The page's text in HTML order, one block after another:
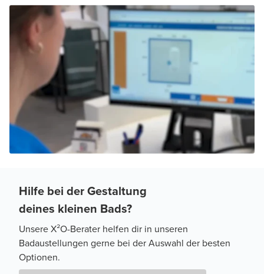
Hilfe bei der Gestaltung
deines kleinen Bads?
Unsere X²O-Berater helfen dir in unseren
Badaustellungen gerne bei der Auswahl der besten
Optionen.